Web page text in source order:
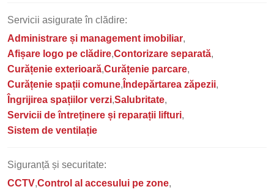
Servicii asigurate în clădire:
Administrare și management imobiliar
Afișare logo pe clădire Contorizare separată
Curățenie exterioară Curățenie parcare
Curățenie spații comune Îndepărtarea zăpezii
Îngrijirea spațiilor verzi Salubritate
Servicii de întreținere și reparații lifturi
Sistem de ventilație
Siguranță și securitate:
CCTV Control al accesului pe zone